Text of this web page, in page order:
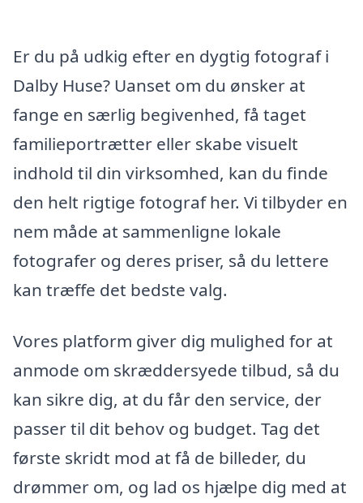
Er du på udkig efter en dygtig fotograf i
Dalby Huse? Uanset om du ønsker at
fange en særlig begivenhed, få taget
familieportrætter eller skabe visuelt
indhold til din virksomhed, kan du finde
den helt rigtige fotograf her. Vi tilbyder en
nem måde at sammenligne lokale
fotografer og deres priser, så du lettere
kan træffe det bedste valg.
Vores platform giver dig mulighed for at
anmode om skræddersyede tilbud, så du
kan sikre dig, at du får den service, der
passer til dit behov og budget. Tag det
første skridt mod at få de billeder, du
drømmer om, og lad os hjælpe dig med at